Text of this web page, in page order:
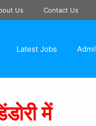
Us Contact Us
Latest Jobs
में